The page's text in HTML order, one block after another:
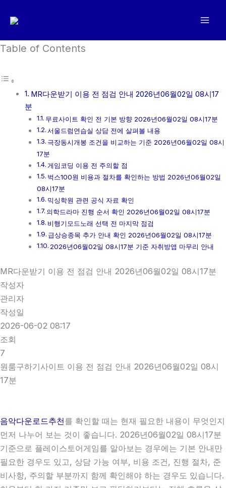
로
너
Table of Contents
MR다운받기 이용 전 점검 안내 2026년06월02일 08시17
분
무료사이트 확인 전 기본 방향 2026년06월02일 08시17분
서울드럼연습실 상담 전에 살펴볼 내용
극장동시개봉 조건을 비교하는 기준 2026년06월02일 08시
17분
게임코딩 이용 전 주의할 점
벅스100원 비용과 절차를 확인하는 방법 2026년06월02일
08시17분
믹싱학원 관련 공식 자료 확인
의학드라마 진행 순서 확인 2026년06월02일 08시17분
비행기모드노래 선택 전 마지막 점검
급상승종목 추가 안내 확인 2026년06월02일 08시17분
2026년06월02일 08시17분 기준 자취방앱 마무리 안내
MR다운받기 이용 전 점검 안내 2026년06월02일 08시17분
작성자
관리자
작성일
2026-06-02 08:17
조회
7
원룸구하기사이트 이용 전 점검 안내 2026년06월02일 08시
17분
음악다운로드추천를 확인할 때는 현재 필요한 내용이 무엇인지
먼저 나누어 보는 것이 좋습니다. 2026년06월02일 08시17분
기준으로 플레이스토어게임를 알아보는 경우에는 기본 안내만
필요한 경우도 있고, 상담 가능 여부, 비용 조건, 진행 절차, 준
비사항, 주의할 부분까지 함께 확인해야 하는 경우도 있습니다.